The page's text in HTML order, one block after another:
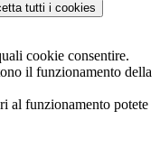
tutti i cookies
cookie consentire.
il funzionamento della
al funzionamento potete